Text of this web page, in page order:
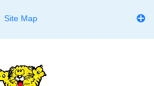
Site Map